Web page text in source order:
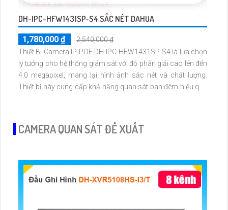
DH-IPC-HFW1431SP-S4 SẮC NÉT DAHUA
1,780,000 ₫
2,540,000 ₫
Thiết Bị Camera IP POE DH-IPC-HFW1431SP-S4 là lựa chọn
lý tưởng cho hệ thống giám sát với độ phân giải cao lên đến
4.0 megapixel, mang lại hình ảnh sắc nét và chất lượng.
Thiết bị này cung cấp khả năng quan sát ban đêm hiệu quả
CAMERA QUAN SÁT ĐỀ XUẤT